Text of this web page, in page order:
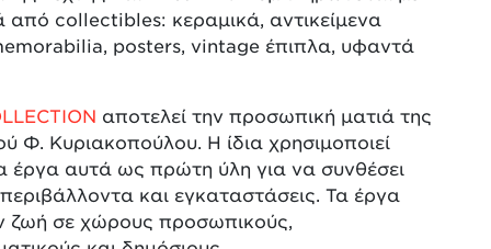
από collectibles: κεραμικά, αντικείμενα
posters, vintage έπιπλα, υφαντά
αποτελεί την προσωπική ματιά της
Φ. Κυριακοπούλου. Η ίδια χρησιμοποιεί
έργα αυτά ως πρώτη ύλη για να συνθέσει
και εγκαταστάσεις. Τα έργα
ζωή σε χώρους προσωπικούς,